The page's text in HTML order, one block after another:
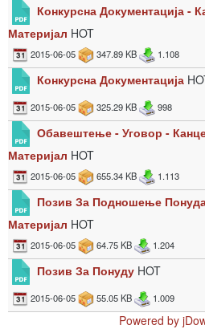
Конкурсна Документација -
Материјал HOT
2015-06-05 347.89 KB 1.108
Конкурсна Документација
2015-06-05 325.29 KB 998
Обавештење - Уговор -
Материјал HOT
2015-06-05 655.34 KB 1.113
Позив За Подношење Понуда
Материјал HOT
2015-06-05 64.75 KB 1.204
Позив За Понуду HOT
2015-06-05 55.05 KB 1.009
Powered by